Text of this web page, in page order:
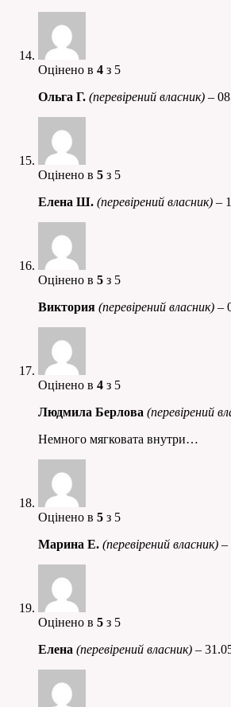
Оцінено в 4 з 5
Ольга Г. (перевірений власник) –
Оцінено в 5 з 5
Елена Ш. (перевірений власник) –
Оцінено в 5 з 5
Виктория (перевірений власник) –
Оцінено в 4 з 5
Людмила Берлова (перевірений
Немного мягковата внутри…
Оцінено в 5 з 5
Марина Е. (перевірений власник) –
Оцінено в 5 з 5
Елена (перевірений власник) –